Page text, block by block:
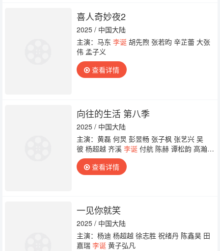
喜人奇妙夜2
2025 / 中国大陆
主演：马东 李诞胡先煦 张若昀 辛芷蕾 大张
伟 孟子义
查看详情
向往的生活 第八季
2025 / 中国大陆
主演：黄磊 何炅 彭昱畅 张子枫 张艺兴 吴
彼 杨超越 齐溪 李诞付航 陈赫 谭松韵 高瀚
宇 马嘉祺 丁程鑫 刘耀文 严浩翔
查看详情
一见你就笑
2025 / 中国大陆
主演：杨迪 杨超越 徐志胜 祝绪丹 陈鑫昊 田
嘉瑞 李诞黄子弘凡